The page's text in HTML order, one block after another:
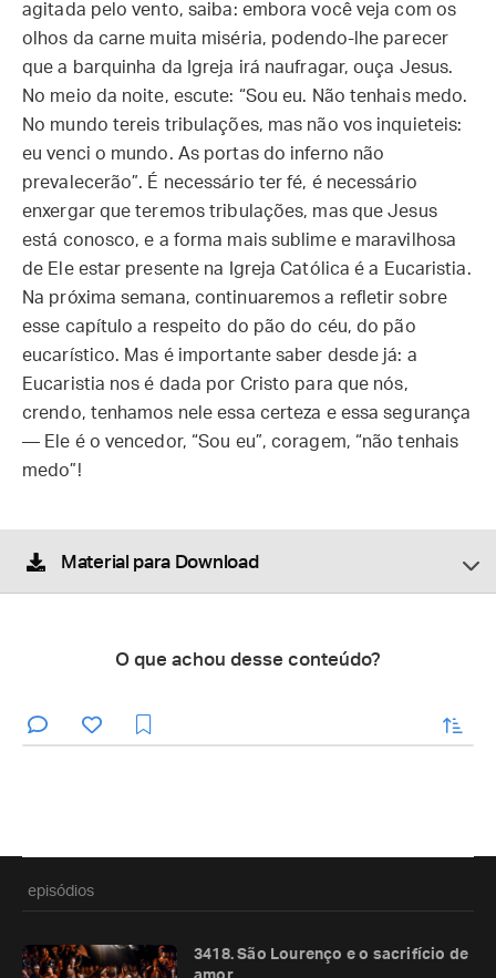
agitada pelo vento, saiba: embora você veja com os
olhos da carne muita miséria, podendo-lhe parecer
que a barquinha da Igreja irá naufragar, ouça Jesus.
No meio da noite, escute: “Sou eu. Não tenhais medo.
No mundo tereis tribulações, mas não vos inquieteis:
eu venci o mundo. As portas do inferno não
prevalecerão”. É necessário ter fé, é necessário
enxergar que teremos tribulações, mas que Jesus
está conosco, e a forma mais sublime e maravilhosa
de Ele estar presente na Igreja Católica é a Eucaristia.
Na próxima semana, continuaremos a refletir sobre
esse capítulo a respeito do pão do céu, do pão
eucarístico. Mas é importante saber desde já: a
Eucaristia nos é dada por Cristo para que nós,
crendo, tenhamos nele essa certeza e essa segurança
— Ele é o vencedor, “Sou eu”, coragem, “não tenhais
medo”!
Material para Download
O que achou desse conteúdo?
enviar
episódios
3418. São Lourenço e o sacrifício de